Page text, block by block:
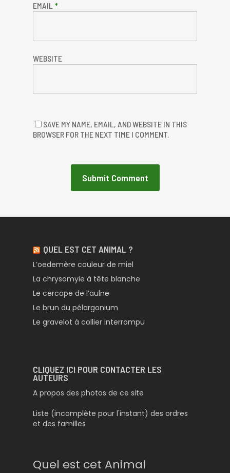
EMAIL *
WEBSITE
SAVE MY NAME, EMAIL, AND WEBSITE IN THIS
BROWSER FOR THE NEXT TIME I COMMENT.
QUEL EST CET ANIMAL ?
L’oedemère couleur de miel
La chrysomyie à tête blanche
Le cercope de l’aulne
Le brun du pélargonium
Le gravelot à collier interrompu
CLIQUEZ ICI POUR CONTACTER LES
AUTEURS
A propos des photos de ce site
Liste (incomplète pour l'instant) des ordres
et des familles
Quel est cet Animal